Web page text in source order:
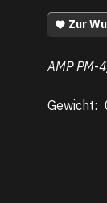
Zur
AMP PM-
Gewicht: